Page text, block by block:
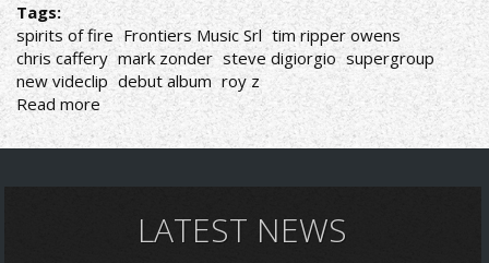
Tags:
spirits of fire Frontiers Music Srl tim ripper owens
chris caffery mark zonder steve digiorgio supergroup
new videclip debut album roy z
Read moreabout
SPIRITS
OF
LATEST NEWS